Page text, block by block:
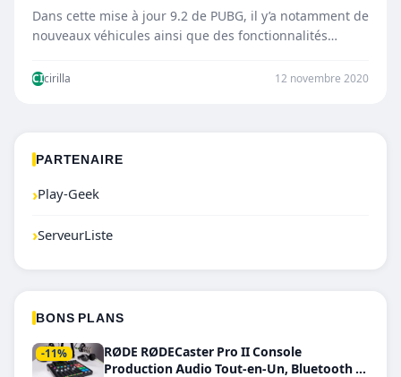
Dans cette mise à jour 9.2 de PUBG, il y’a notamment de
nouveaux véhicules ainsi que des fonctionnalités…
CIcirilla 12 novembre 2020
PARTENAIRE
›Play-Geek
›ServeurListe
BONS PLANS
-11%
RØDE RØDECaster Pro II Console
Production Audio Tout-en-Un, Bluetooth et